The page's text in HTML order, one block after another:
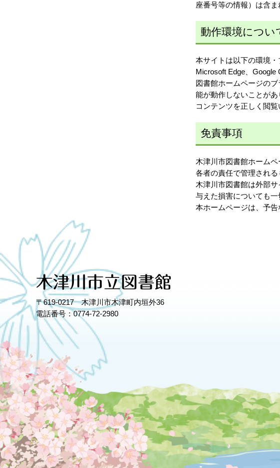
座番号等の情報）は含ま
動作環境につい
本サイトは以下の環境・
Microsoft Edge、Google
図書館ホームページの
能が動作しないことがあ
コンテンツを正しく閲
免責事項
木津川市図書館ホーム
各者の責任で管理され
木津川市図書館は外部
与えた損害についても一
本ホームページは、予告
〒619-0217 木津川市木津町内垣外36
電話番号：0774-72-2980